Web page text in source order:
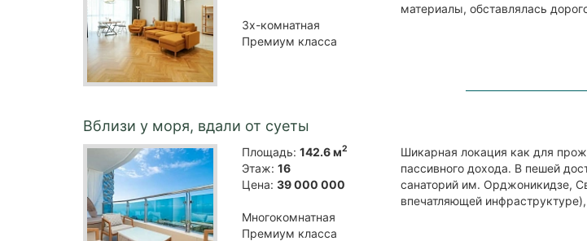
3х-комнатная
Премиум класса
материалы, обставлялась
Вблизи у моря, вдали от суеты
Площадь: 142.6 м2
Этаж: 16
Цена: 39 000 000
Многокомнатная
Премиум класса
Шикарная локация как для
пассивного дохода. В пешей
санаторий им. Орджоникидзе,
впечатляющей